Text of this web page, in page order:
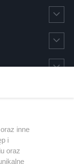
inne
i
oraz